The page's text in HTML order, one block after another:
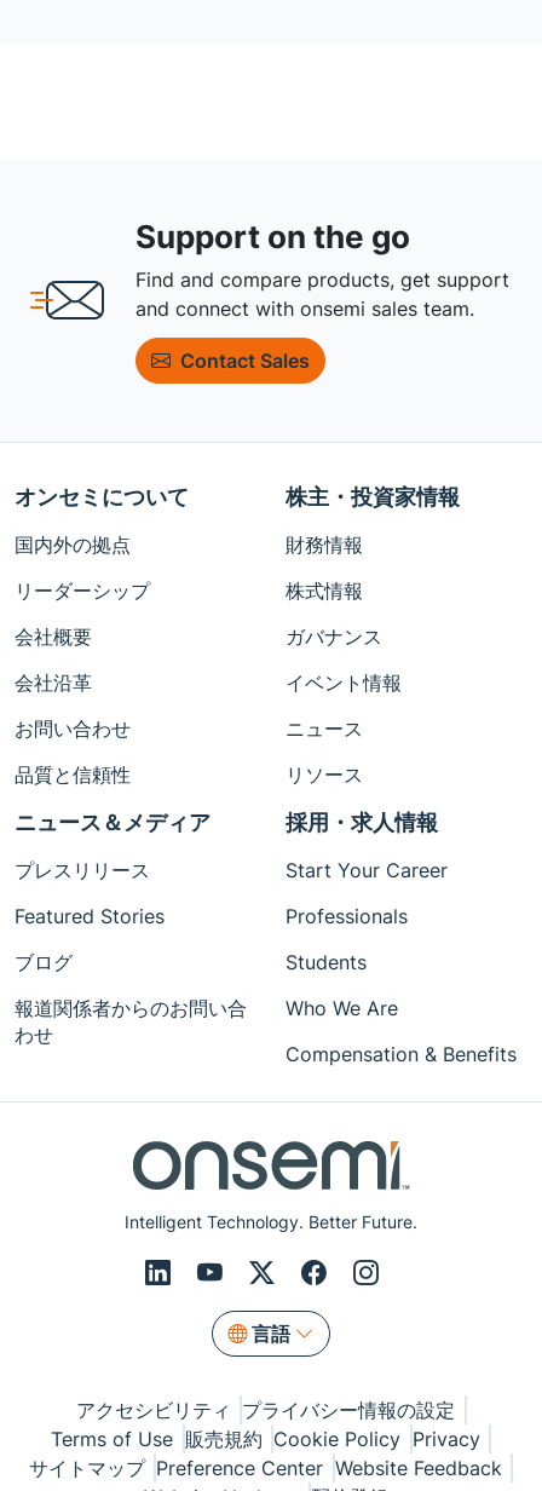
Support on the go
Find and compare products, get support
and connect with onsemi sales team.
Contact Sales
Intelligent Technology. Better Future.
言語
オンセミについて
国内外の拠点
リーダーシップ
会社概要
会社沿革
お問い合わせ
品質と信頼性
株主・投資家情報
財務情報
株式情報
ガバナンス
イベント情報
ニュース
リソース
ニュース＆メディア
プレスリリース
Featured Stories
ブログ
報道関係者からのお問い合
わせ
採用・求人情報
Start Your Career
Professionals
Students
Who We Are
Compensation & Benefits
アクセシビリティ
プライバシー情報の設定
Terms of Use 販売規約 Cookie Policy Privacy
サイトマップ Preference Center Website Feedback